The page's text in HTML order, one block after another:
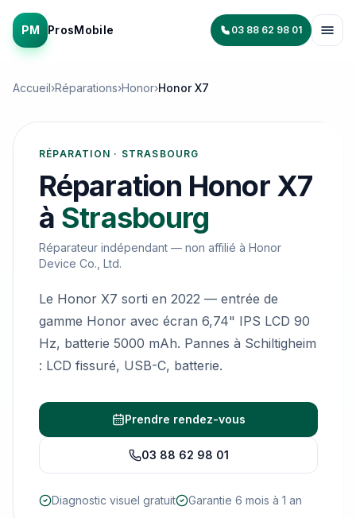
PM ProsMobile 03 88 62 98 01
Accueil›Réparations›Honor›Honor X7
RÉPARATION · STRASBOURG
Réparation Honor X7
à Strasbourg
Réparateur indépendant — non affilié à Honor
Device Co., Ltd.
Le Honor X7 sorti en 2022 — entrée de
gamme Honor avec écran 6,74" IPS LCD 90
Hz, batterie 5000 mAh. Pannes à Schiltigheim
: LCD fissuré, USB-C, batterie.
Prendre rendez-vous
03 88 62 98 01
Diagnostic visuel gratuit Garantie 6 mois à 1 an